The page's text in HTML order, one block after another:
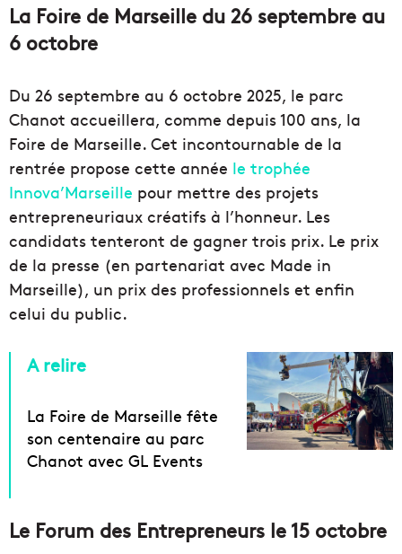
La Foire de Marseille du 26 septembre au
6 octobre
Du 26 septembre au 6 octobre 2025, le parc
Chanot accueillera, comme depuis 100 ans, la
Foire de Marseille. Cet incontournable de la
rentrée propose cette année le trophée
Innova’Marseille pour mettre des projets
entrepreneuriaux créatifs à l’honneur. Les
candidats tenteront de gagner trois prix. Le prix
de la presse (en partenariat avec Made in
Marseille), un prix des professionnels et enfin
celui du public.
A relire
La Foire de Marseille fête
son centenaire au parc
Chanot avec GL Events
Le Forum des Entrepreneurs le 15 octobre